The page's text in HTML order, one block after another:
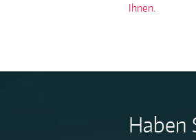
Ihnen.
Haben